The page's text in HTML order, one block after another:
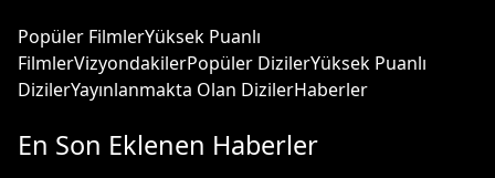
Popüler FilmlerYüksek Puanlı
FilmlerVizyondakilerPopüler DizilerYüksek Puanlı
DizilerYayınlanmakta Olan DizilerHaberler
En Son Eklenen Haberler